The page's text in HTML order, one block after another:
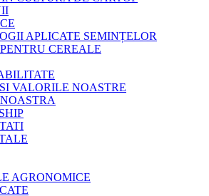
APLICATE SEMINȚELOR
CEREALE
VALORILE NOASTRE
AGRONOMICE